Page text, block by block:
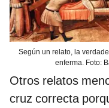
Según un relato, la
enferma. Foto:
Otros relatos
cruz correcta